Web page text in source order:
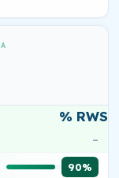
% RWS
–
90%